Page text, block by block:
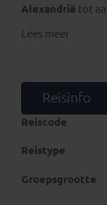
Alexandrië tot
verrassend goed
monumenten
doen staan.
Lees meer
Reisinfo
Reiscode
Reistype
Groepsgrootte